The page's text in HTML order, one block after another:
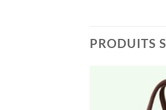
PRODUITS